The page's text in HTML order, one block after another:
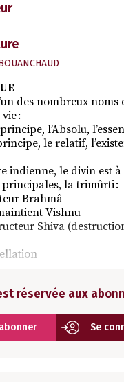
des nombreux
:
l’Absolu,
le relatif,
indienne, le divin est
principales, la trimûrti :
Brahmâ
Vishnu
Shiva
réservée aux
Se